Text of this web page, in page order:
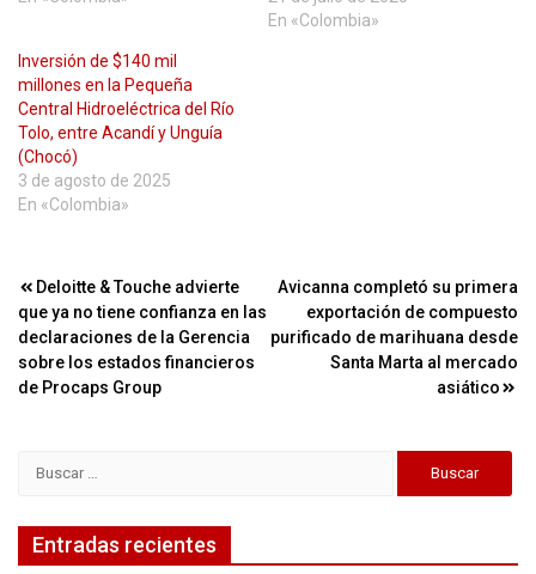
En «Colombia»
Inversión de $140 mil
millones en la Pequeña
Central Hidroeléctrica del Río
Tolo, entre Acandí y Unguía
(Chocó)
3 de agosto de 2025
En «Colombia»
Navegación
de
entradas
Deloitte & Touche advierte
que ya no tiene confianza en las
declaraciones de la Gerencia
sobre los estados financieros
de Procaps Group
Avicanna completó su primera
exportación de compuesto
purificado de marihuana desde
Santa Marta al mercado
asiático
Entradas recientes